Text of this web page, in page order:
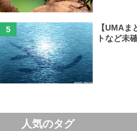
【UMA
トなど未
人気のタグ